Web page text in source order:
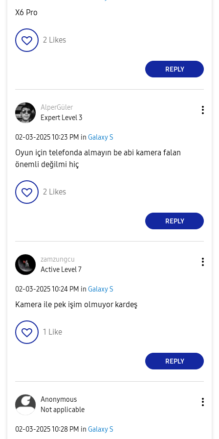
X6 Pro
2 Likes
REPLY
AlperGüler
Expert Level 3
‎02-03-202510:23 PM in Galaxy S
Oyun için telefonda almayın be abi kamera falan
önemli değilmi hiç
2 Likes
REPLY
zamzungcu
Active Level 7
‎02-03-202510:24 PM in Galaxy S
Kamera ile pek işim olmuyor kardeş
1 Like
REPLY
Anonymous
Not applicable
‎02-03-202510:28 PM in Galaxy S